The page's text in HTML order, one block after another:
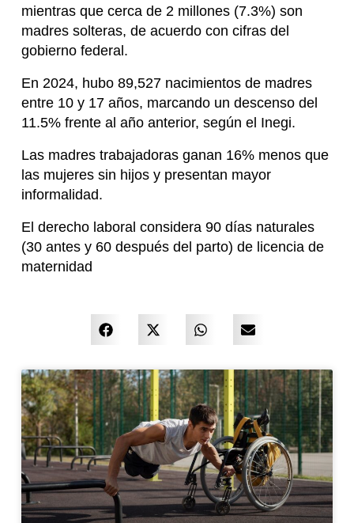
mientras que cerca de 2 millones (7.3%) son
madres solteras, de acuerdo con cifras del
gobierno federal.
En 2024, hubo 89,527 nacimientos de madres
entre 10 y 17 años, marcando un descenso del
11.5% frente al año anterior, según el Inegi.
Las madres trabajadoras ganan 16% menos que
las mujeres sin hijos y presentan mayor
informalidad.
El derecho laboral considera 90 días naturales
(30 antes y 60 después del parto) de licencia de
maternidad